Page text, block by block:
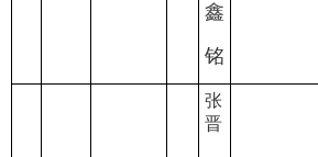
鑫
铭
张
晋